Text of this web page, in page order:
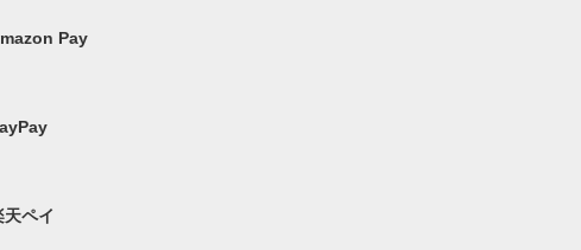
Pay
天ペイ